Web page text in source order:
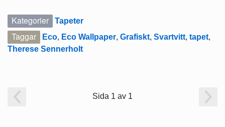
Kategorier Tapeter
Taggar Eco, Eco Wallpaper, Grafiskt, Svartvitt, tapet,
Therese Sennerholt
Sida 1 av 1